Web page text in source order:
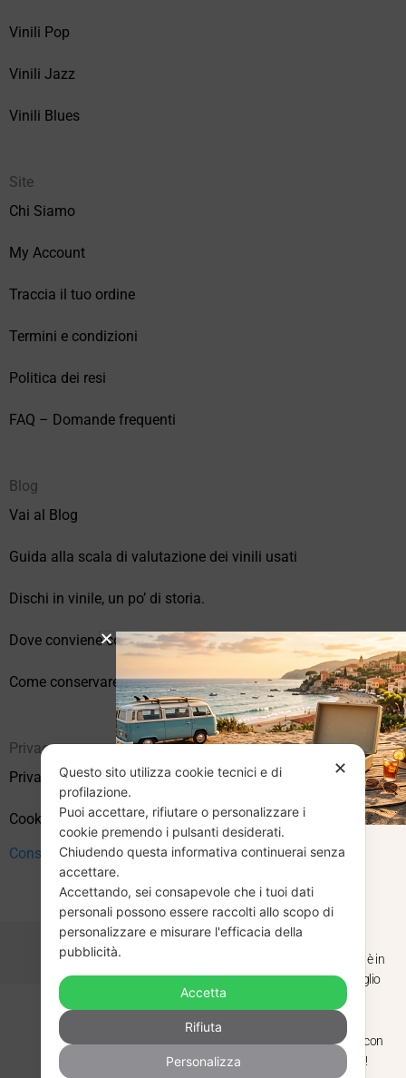
Vinili Pop
Vinili Jazz
Vinili Blues
Site
Chi Siamo
My Account
Traccia il tuo ordine
Termini e condizioni
Politica dei resi
FAQ – Domande frequenti
Blog
Vai al Blog
Guida alla scala di valutazione dei vinili usati
Dischi in vinile, un po’ di storia.
Dove conviene comprare vinili online?
Come conservare correttamente i vinili usati
Privacy
Privacy Policy
Cookie Policy (UE)
Consenso
Copyright © 2026 Vendita Vinili Usati | P.IVA 12240940960
NextWebStudio
✕
Questo sito utilizza cookie tecnici e di
profilazione.
Puoi accettare, rifiutare o personalizzare i
cookie premendo i pulsanti desiderati.
Chiudendo questa informativa continuerai senza
accettare.
Accettando, sei consapevole che i tuoi dati
personali possono essere raccolti allo scopo di
personalizzare e misurare l'efficacia della
pubblicità.
Accetta
Rifiuta
Personalizza
CHIUSURA
ESTIVA
Dal 29 luglio al 31 agosto venditaviniliusati.it è in
pausa estiva. Gli ordini ricevuti entro il 29 luglio
saranno spediti regolarmente.
Torniamo il 1 settembre, pronti a riprendere con
nuovi arrivi. Buona estate e buon ascolto!